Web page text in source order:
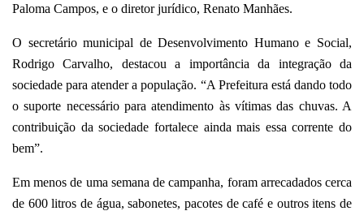
Paloma Campos, e o diretor jurídico, Renato Manhães.
O secretário municipal de Desenvolvimento Humano e Social,
Rodrigo Carvalho, destacou a importância da integração da
sociedade para atender a população. “A Prefeitura está dando todo
o suporte necessário para atendimento às vítimas das chuvas. A
contribuição da sociedade fortalece ainda mais essa corrente do
bem”.
Em menos de uma semana de campanha, foram arrecadados cerca
de 600 litros de água, sabonetes, pacotes de café e outros itens de